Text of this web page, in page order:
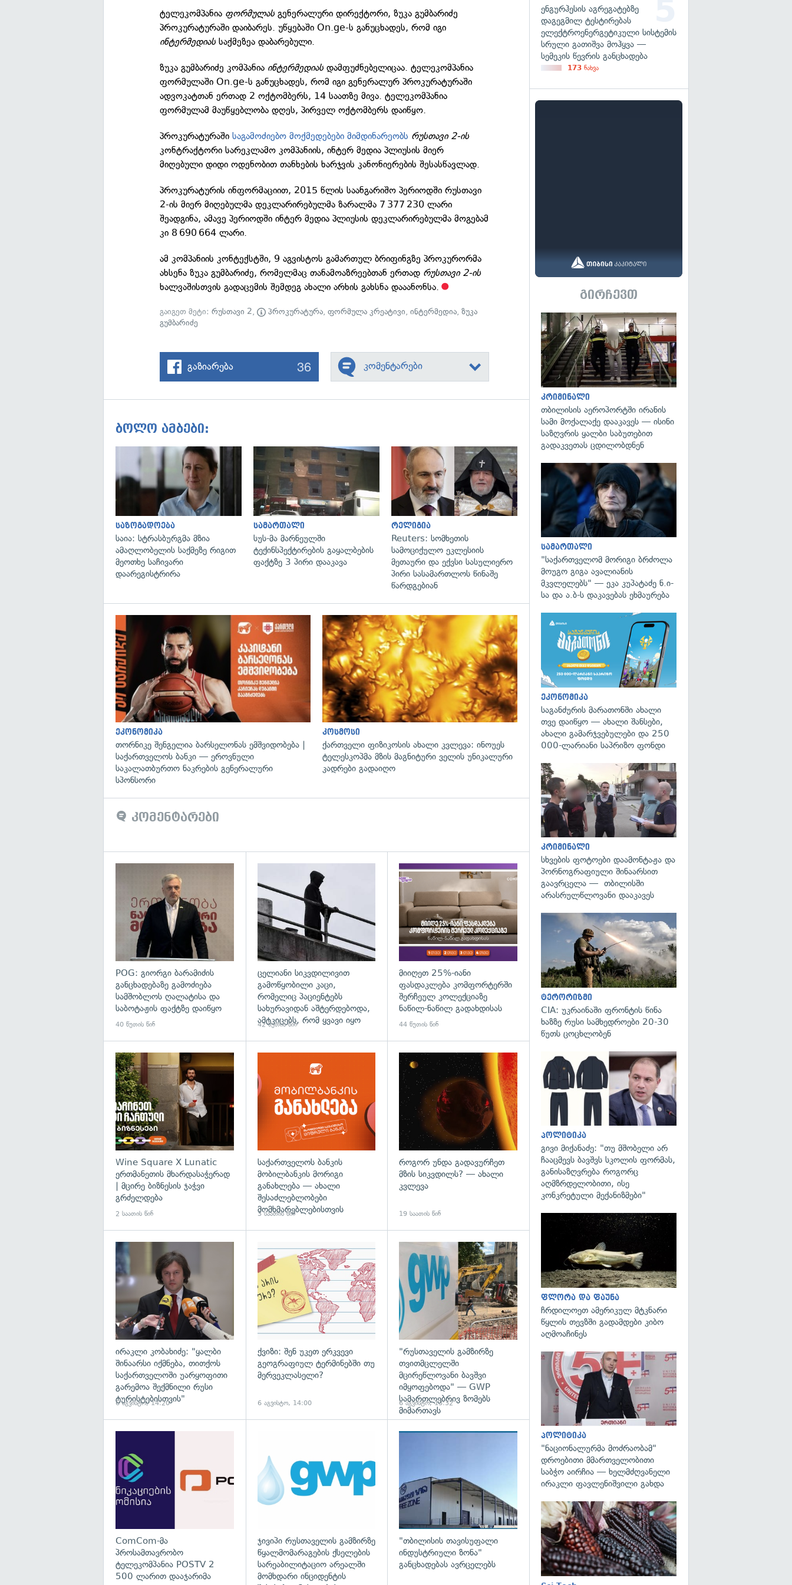
ტელეკომპანია ფორმულასგენერალური დირექტორი, ზუკა გუმბარიძე
პროკურატურაში დაიბარეს. უწყებაში On.ge-ს განუცხადეს, რომ იგი
ინტერმედიასსაქმეზეა დაბარებული.
ზუკა გუმბარიძე კომპანია ინტერმედიასდამფუძნებელიცაა. ტელეკომპანია
ფორმულაში On.ge-ს განუცხადეს, რომ იგი გენერალურ პროკურატურაში
ადვოკატთან ერთად 2 ოქტომბერს, 14 საათზე მივა. ტელეკომპანია
ფორმულამ მაუწყებლობა დღეს, პირველ ოქტომბერს დაიწყო.
პროკურატურაშისაგამოძიებო მოქმედებები მიმდინარეობს რუსთავი 2-ის
კონტრაქტორი სარეკლამო კომპანიის, ინტერ მედია პლიუსის მიერ
მიღებული დიდი ოდენობით თანხების ხარჯვის კანონიერების შესასწავლად.
პროკურატურის ინფორმაციით, 2015 წლის საანგარიშო პერიოდში რუსთავი
2-ის მიერ მიღებულმა დეკლარირებულმა ზარალმა 7 377 230 ლარი
შეადგინა, ამავე პერიოდში ინტერ მედია პლიუსის დეკლარირებულმა მოგებამ
კი 8 690 664 ლარი.
ამ კომპანიის კონტექსტში, 9 აგვისტოს გამართულ ბრიფინგზე პროკურორმა
ახსენა ზუკა გუმბარიძე, რომელმაც თანამოაზრეებთან ერთად რუსთავი 2-ის
ხალვაშისთვის გადაცემის შემდეგ ახალი არხის გახსნა დააანონსა.
გაიგეთ მეტი:რუსთავი 2, პროკურატურა,ფორმულა კრეატივი,ინტერმედია,ზუკა
გუმბარიძე
გაზიარება 36 კომენტარები
ბოლო ამბები:
გადახედვა
საზოგადოება
საია: სტრასბურგმა მზია
ამაღლობელის საქმეზე რიგით
მეოთხე საჩივარი
დაარეგისტრირა
გადახედვა
სამართალი
სუს-მა მარნეულში
ტექინსპექტირების გაყალბების
ფაქტზე 3 პირი დააკავა
რელიგია
Reuters: სომხეთის
სამოციქულო ეკლესიის
მეთაური და ექვსი სასულიერო
პირი სასამართლოს წინაშე
წარდგებიან
ეკონომიკა
თორნიკე შენგელია ბარსელონას ემშვიდობება |
საქართველოს ბანკი — ეროვნული
საკალათბურთო ნაკრების გენერალური
სპონსორი
გადახედვა
კოსმოსი
ქართველი ფიზიკოსის ახალი კვლევა: ინოუეს
ტელესკოპმა მზის მაგნიტური ველის უნიკალური
კადრები გადაიღო
კომენტარები
POG: გიორგი ბარამიძის
განცხადებაზე გამოძიება
სამშობლოს ღალატისა და
საბოტაჟის ფაქტზე დაიწყო
40 წუთის წინ
გადახედვა
ცელიანი სიკვდილივით
გამოწყობილი კაცი,
რომელიც პაციენტებს
სახურავიდან აშტერდებოდა,
ამტკიცებს, რომ ყვავი იყო
42 წუთის წინ
მიიღეთ 25%-იანი
ფასდაკლება კომფორტერში
შერჩეულ კოლექციაზე
ნაწილ-ნაწილ გადახდისას
44 წუთის წინ
Wine Square X Lunatic
ერთმანეთის მხარდასაჭერად
| მცირე ბიზნესის ჯაჭვი
გრძელდება
2 საათის წინ
საქართველოს ბანკის
მობილბანკის მორიგი
განახლება — ახალი
შესაძლებლობები
მომხმარებლებისთვის
3 საათის წინ
გადახედვა
როგორ უნდა გადავურჩეთ
მზის სიკვდილს? — ახალი
კვლევა
19 საათის წინ
გადახედვა
ირაკლი კობახიძე: "ყალბი
შინაარსი იქმნება, თითქოს
საქართველოში უარყოფითი
გარემოა შექმნილი რუსი
ტურისტებისთვის"
6 აგვისტო, 14:20
ქვიზი: შენ უკეთ ერკვევი
გეოგრაფიულ ტერმინებში თუ
მერვეკლასელი?
6 აგვისტო, 14:00
გადახედვა
"რუსთაველის გამზირზე
თვითმცლელში
მცირეწლოვანი ბავშვი
იმყოფებოდა" — GWP
სამართლებრივ ზომებს
მიმართავს
6 აგვისტო, 13:32
ComCom-მა
პროსამთავრობო
ტელეკომპანია POSTV 2
500 ლარით დააჯარიმა
ჯივიპი რუსთაველის გამზირზე
წყალმომარაგების ქსელების
სარეაბილიტაციო არეალში
მომხდარი ინციდენტის
გადახედვა
"თბილისის თავისუფალი
ინდუსტრიული ზონა"
განცხადებას ავრცელებს
ენგურჰესის აგრეგატებზე
დაგეგმილ ტესტირებას
ელექტროენერგეტიკული სისტემის
სრული გათიშვა მოჰყვა —
სემეკის წევრის განცხადება
173 ნახვა
გირჩევთ
კრიმინალი
თბილისის აეროპორტში ირანის
სამი მოქალაქე დააკავეს — ისინი
საზღვრის ყალბი საბუთებით
გადაკვეთას ცდილობდნენ
სამართალი
"საქართველომ მორიგი ბრძოლა
მოუგო გიგა ავალიანის
მკვლელებს" — ეკა კუპატაძე ნ.ი-
სა და ა.ბ-ს დაკავებას ეხმაურება
ეკონომიკა
საგანძურის მარათონში ახალი
თვე დაიწყო — ახალი შანსები,
ახალი გამარჯვებულები და 250
000-ლარიანი საპრიზო ფონდი
კრიმინალი
სხვების ფოტოები დაამონტაჟა და
პორნოგრაფიული შინაარსით
გაავრცელა — თბილისში
არასრულწლოვანი დააკავეს
ტერორიზმი
CIA: უკრაინაში ფრონტის წინა
ხაზზე რუსი სამხედროები 20-30
წუთს ცოცხლობენ
პოლიტიკა
გივი მიქანაძე: "თუ მშობელი არ
ჩააცმევს ბავშვს სკოლის ფორმას,
განისაზღვრება როგორც
აღმზრდელობითი, ისე
კონკრეტული მექანიზმები"
ფლორა და ფაუნა
ჩრდილოეთ ამერიკულ მტკნარი
წყლის თევზში გადამდები კიბო
აღმოაჩინეს
პოლიტიკა
"ნაციონალურმა მოძრაობამ"
დროებითი მმართველობითი
საბჭო აირჩია — ხელმძღვანელი
ირაკლი ფავლენიშვილი გახდა